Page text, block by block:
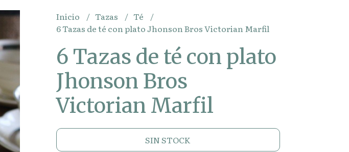
Inicio Tazas
Té
6 Tazas de té con plato Jhonson Bros Victorian Marfil
6 Tazas de té con plato
Jhonson Bros
Victorian Marfil
SIN STOCK